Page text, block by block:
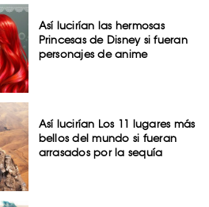
Así lucirían las hermosas
Princesas de Disney si fueran
personajes de anime
Así lucirían Los 11 lugares más
bellos del mundo si fueran
arrasados por la sequía